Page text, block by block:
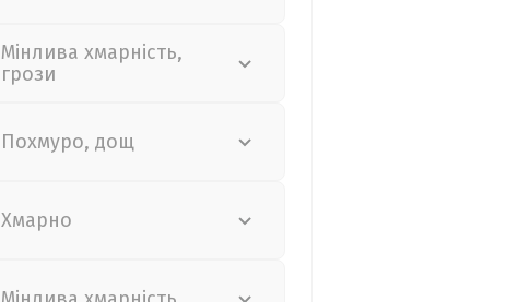
Мінлива хмарність,
грози
Похмуро, дощ
Хмарно